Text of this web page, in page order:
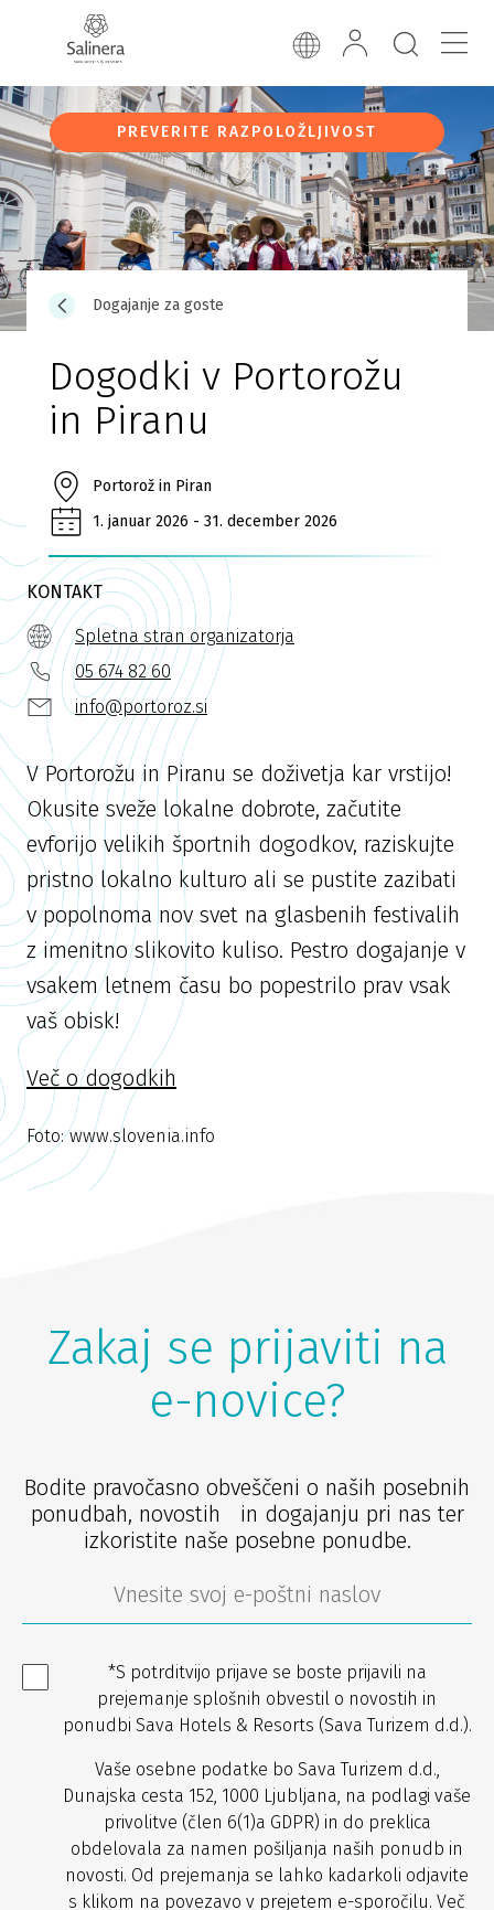
PREVERITE RAZPOLOŽLJIVOST
Dogajanje za goste
Dogodki v Portorožu
in Piranu
Portorož in Piran
1. januar 2026 - 31. december 2026
KONTAKT
Spletna stran organizatorja
05 674 82 60
info@portoroz.si
V Portorožu in Piranu se doživetja kar vrstijo!
Okusite sveže lokalne dobrote, začutite
evforijo velikih športnih dogodkov, raziskujte
pristno lokalno kulturo ali se pustite zazibati
v popolnoma nov svet na glasbenih festivalih
z imenitno slikovito kuliso. Pestro dogajanje v
vsakem letnem času bo popestrilo prav vsak
vaš obisk!
Več o dogodkih
Foto: www.slovenia.info
Zakaj se prijaviti na
e-novice?
Bodite pravočasno obveščeni o naših posebnih
ponudbah, novostih in dogajanju pri nas ter
izkoristite naše posebne ponudbe.
*S potrditvijo prijave se boste prijavili na
prejemanje splošnih obvestil o novostih in
ponudbi Sava Hotels & Resorts (Sava Turizem d.d.).
Vaše osebne podatke bo Sava Turizem d.d.,
Dunajska cesta 152, 1000 Ljubljana, na podlagi vaše
privolitve (člen 6(1)a GDPR) in do preklica
obdelovala za namen pošiljanja naših ponudb in
novosti. Od prejemanja se lahko kadarkoli odjavite
s klikom na povezavo v prejetem e-sporočilu. Več